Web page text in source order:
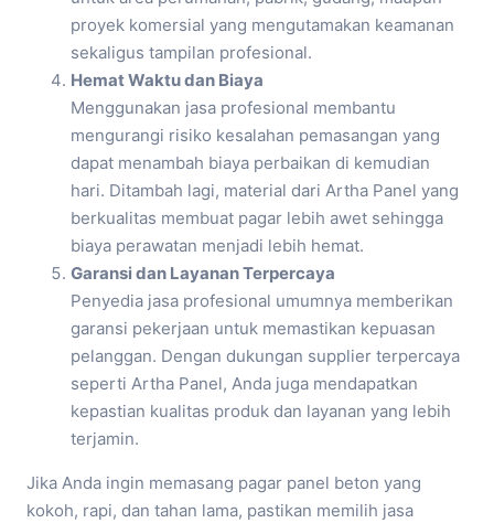
proyek komersial yang mengutamakan keamanan
sekaligus tampilan profesional.
Hemat Waktu dan Biaya
Menggunakan jasa profesional membantu
mengurangi risiko kesalahan pemasangan yang
dapat menambah biaya perbaikan di kemudian
hari. Ditambah lagi, material dari Artha Panel yang
berkualitas membuat pagar lebih awet sehingga
biaya perawatan menjadi lebih hemat.
Garansi dan Layanan Terpercaya
Penyedia jasa profesional umumnya memberikan
garansi pekerjaan untuk memastikan kepuasan
pelanggan. Dengan dukungan supplier terpercaya
seperti Artha Panel, Anda juga mendapatkan
kepastian kualitas produk dan layanan yang lebih
terjamin.
Jika Anda ingin memasang pagar panel beton yang
kokoh, rapi, dan tahan lama, pastikan memilih jasa